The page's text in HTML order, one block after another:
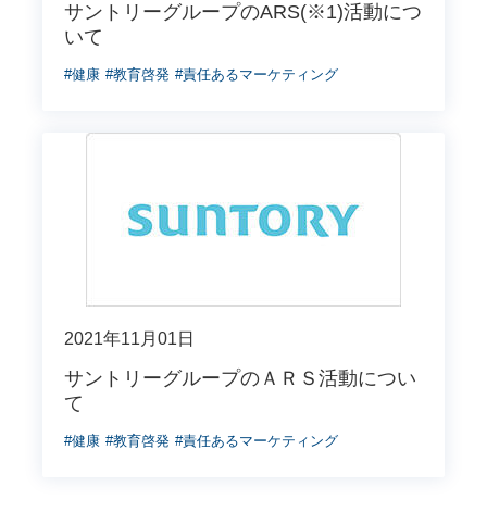
サントリーグループのARS(※1)活動につ
いて
#健康 #教育啓発 #責任あるマーケティング
2021年11月01日
サントリーグループのＡＲＳ活動につい
て
#健康 #教育啓発 #責任あるマーケティング